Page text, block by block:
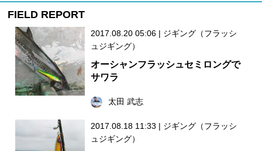
FIELD REPORT
2017.08.20 05:06| ジギング（フラッシ
ュジギング）
オーシャンフラッシュセミロングで
サワラ
太田 武志
2017.08.18 11:33 | ジギング（フラッシ
ュジギング）